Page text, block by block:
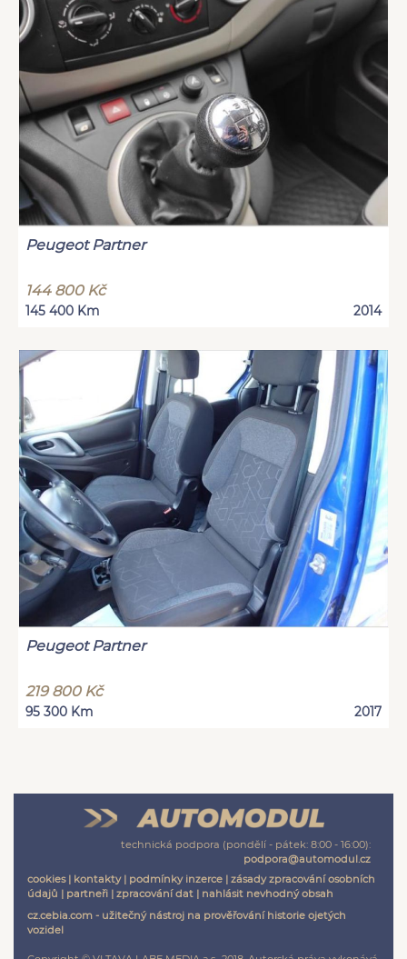
Peugeot Partner
144 800 Kč
145 400 Km 2014
Peugeot Partner
219 800 Kč
95 300 Km 2017
technická podpora (pondělí - pátek: 8:00 - 16:00):
podpora@automodul.cz
cookies| kontakty| podmínky inzerce | zásady zpracování osobních
údajů | partneři | zpracování dat | nahlásit nevhodný obsah
cz.cebia.com - užitečný nástroj na prověřování historie ojetých
vozidel